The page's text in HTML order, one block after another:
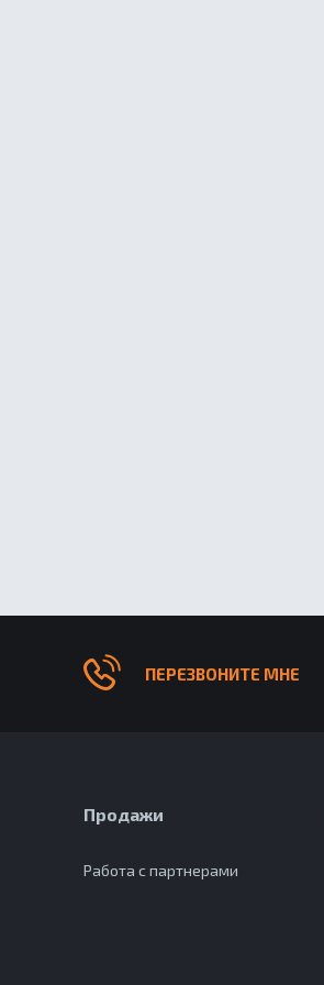
ПЕРЕЗВОНИТЕ МНЕ
Продажи
Работа с партнерами